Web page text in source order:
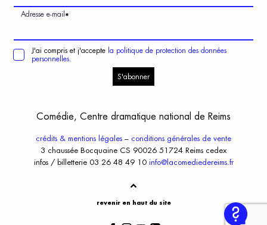
Adresse e-mail *
J'ai compris et j'accepte la politique de protection des données
personnelles.
S'abonner
Comédie, Centre dramatique national de Reims
crédits & mentions légales – conditions générales de vente
3 chaussée Bocquaine CS 90026 51724 Reims cedex
infos / billetterie 03 26 48 49 10 info@lacomediedereims.fr
revenir en haut du site